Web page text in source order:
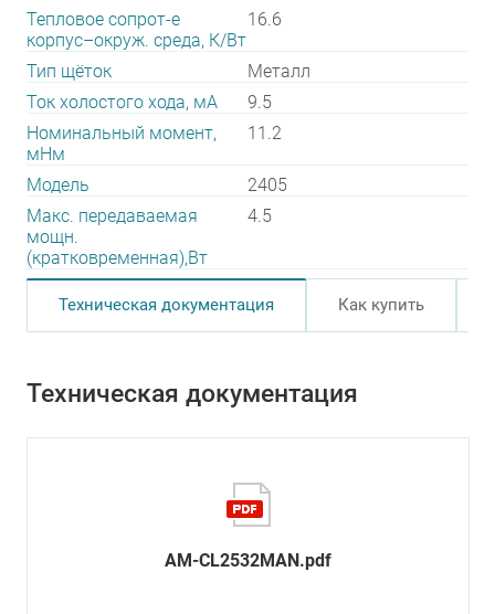
Тепловое сопрот-е
корпус–окруж. среда, К/Вт
16.6
Тип щёток
Металл
Ток холостого хода, мА
9.5
Номинальный момент,
мНм
11.2
Модель
2405
Макс. передаваемая
мощн.
(кратковременная),Вт
4.5
Техническая документация Как купить
Техническая документация
AM-CL2532MAN.pdf